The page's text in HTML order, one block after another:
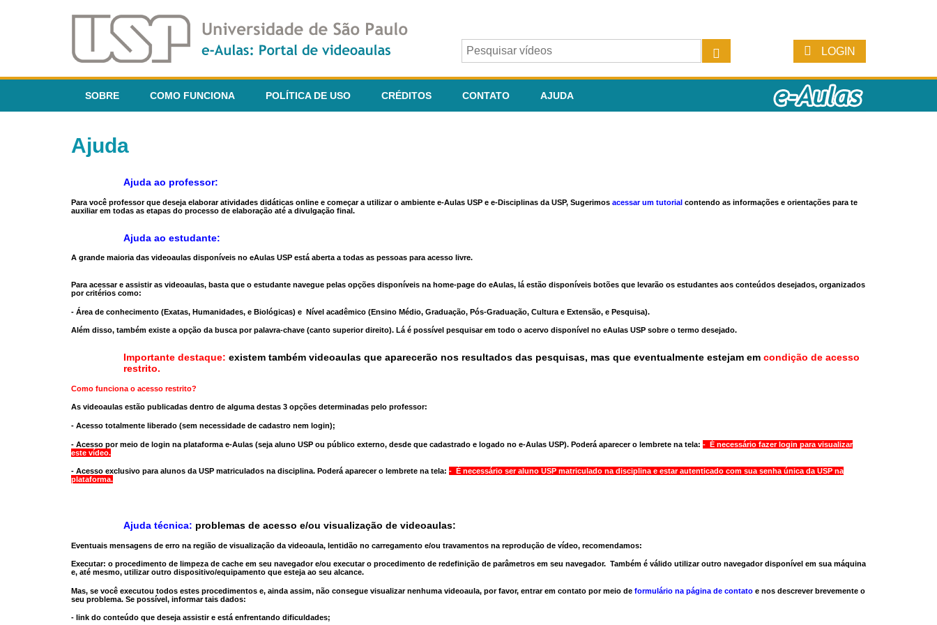
LOGIN
SOBRE COMO FUNCIONA POLÍTICA DE USO CRÉDITOS CONTATO AJUDA
Ajuda
Ajuda ao professor:
Para você professor que deseja elaborar atividades didáticas online e começar a utilizar o ambiente e-Aulas USP e e-Disciplinas da USP, Sugerimos acessar um tutorial contendo as informações e orientações para te
auxiliar em todas as etapas do processo de elaboração até a divulgação final.
Ajuda ao estudante:
A grande maioria das videoaulas disponíveis no eAulas USP está aberta a todas as pessoas para acesso livre.
Para acessar e assistir as videoaulas, basta que o estudante navegue pelas opções disponíveis na home-page do eAulas, lá estão disponíveis botões que levarão os estudantes aos conteúdos desejados, organizados
por critérios como:
- Área de conhecimento (Exatas, Humanidades, e Biológicas) e Nível acadêmico (Ensino Médio, Graduação, Pós-Graduação, Cultura e Extensão, e Pesquisa).
Além disso, também existe a opção da busca por palavra-chave (canto superior direito). Lá é possível pesquisar em todo o acervo disponível no eAulas USP sobre o termo desejado.
Importante destaque: existem também videoaulas que aparecerão nos resultados das pesquisas, mas que eventualmente estejam em condição de acesso
restrito.
Como funciona o acesso restrito?
As videoaulas estão publicadas dentro de alguma destas 3 opções determinadas pelo professor:
- Acesso totalmente liberado (sem necessidade de cadastro nem login);
- Acesso por meio de login na plataforma e-Aulas (seja aluno USP ou público externo, desde que cadastrado e logado no e-Aulas USP). Poderá aparecer o lembrete na tela: - É necessário fazer login para visualizar
este vídeo.
- Acesso exclusivo para alunos da USP matriculados na disciplina. Poderá aparecer o lembrete na tela: - É necessário ser aluno USP matriculado na disciplina e estar autenticado com sua senha única da USP na
plataforma.
Ajuda técnica: problemas de acesso e/ou visualização de videoaulas:
Eventuais mensagens de erro na região de visualização da videoaula, lentidão no carregamento e/ou travamentos na reprodução de vídeo, recomendamos:
Executar: o procedimento de limpeza de cache em seu navegador e/ou executar o procedimento de redefinição de parâmetros em seu navegador. Também é válido utilizar outro navegadordisponível em sua máquina
e, até mesmo, utilizar outro dispositivo/equipamento que esteja ao seu alcance.
Mas, se você executou todos estes procedimentos e, ainda assim, não consegue visualizar nenhuma videoaula, por favor, entrar em contato por meio de formulário na página de contato e nos descrever brevemente o
seu problema. Se possível, informar tais dados:
- link do conteúdo que deseja assistir e está enfrentando dificuldades;